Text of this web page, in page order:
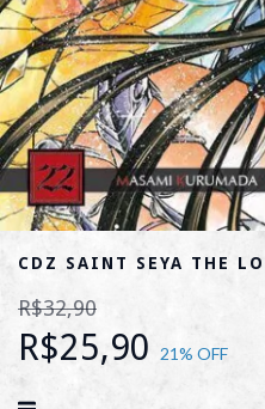
CDZ SAINT SEYA THE
R$32,90
R$25,90 21% OFF